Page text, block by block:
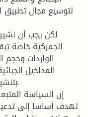
لتوسيع مجال تطبيق
لكن يجب أن
الجمركية خاصة
الواردات وحجم
المداخيل
إن السياسة
تهدف أساسا إلى